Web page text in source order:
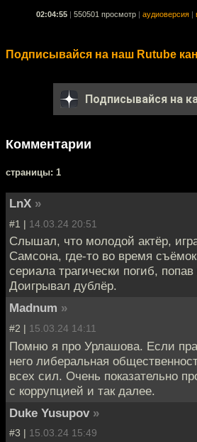
02:04:55 550501 просмотр аудиоверсия
Подписывайся на наш Rutube
Подписывайся на
Комментарии
cтраницы: 1
LnX »
#1 | 14.03.24 20:51
Слышал, что молодой актёр,
Самсона, где-то во время
сериала трагически погиб,
Доигрывал дублёр.
Madnum »
#2 | 15.03.24 14:11
Помню я про Урлашова. Если
него либеральная
всех сил. Очень показательно
с коррупцией и так далее.
Duke Yusupov »
#3 | 15.03.24 15:49